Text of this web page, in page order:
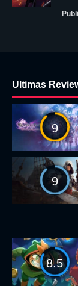
Ultimas
9
9
8.5